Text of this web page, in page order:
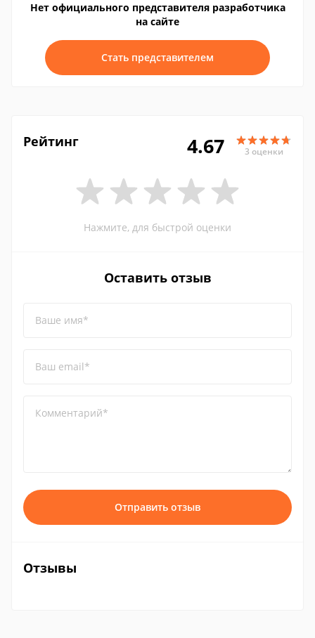
Нет официального представителя разработчика
на сайте
Стать представителем
Рейтинг 4.67 3 оценки
Нажмите, для быстрой оценки
Оставить отзыв
Ваше имя*
Ваш email*
Комментарий*
Отправить отзыв
Отзывы